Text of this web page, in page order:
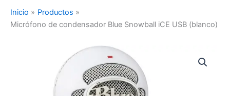
Inicio
Productos
Micrófono de condensador Blue Snowball iCE USB (blanco)